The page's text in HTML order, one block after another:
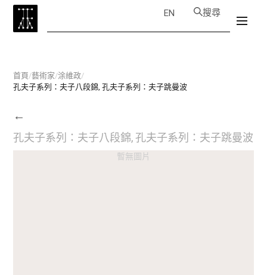
EN 搜尋
首頁/藝術家/涂維政/
孔夫子系列：夫子八段錦, 孔夫子系列：夫子跳曼波
←
孔夫子系列：夫子八段錦, 孔夫子系列：夫子跳曼波
暫無圖片